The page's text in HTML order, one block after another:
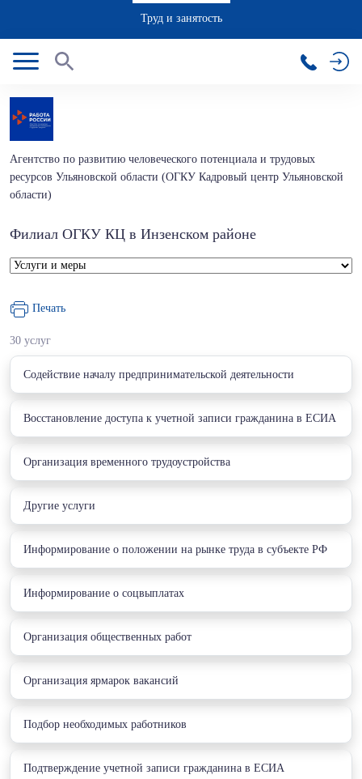
Труд и занятость
Агентство по развитию человеческого потенциала и трудовых
ресурсов Ульяновской области (ОГКУ Кадровый центр Ульяновской
области)
Филиал ОГКУ КЦ в Инзенском районе
Печать
30 услуг
Cодействие началу предпринимательской деятельности
Восстановление доступа к учетной записи гражданина в ЕСИА
Организация временного трудоустройства
Другие услуги
Информирование о положении на рынке труда в субъекте РФ
Информирование о соцвыплатах
Организация общественных работ
Организация ярмарок вакансий
Подбор необходимых работников
Подтверждение учетной записи гражданина в ЕСИА